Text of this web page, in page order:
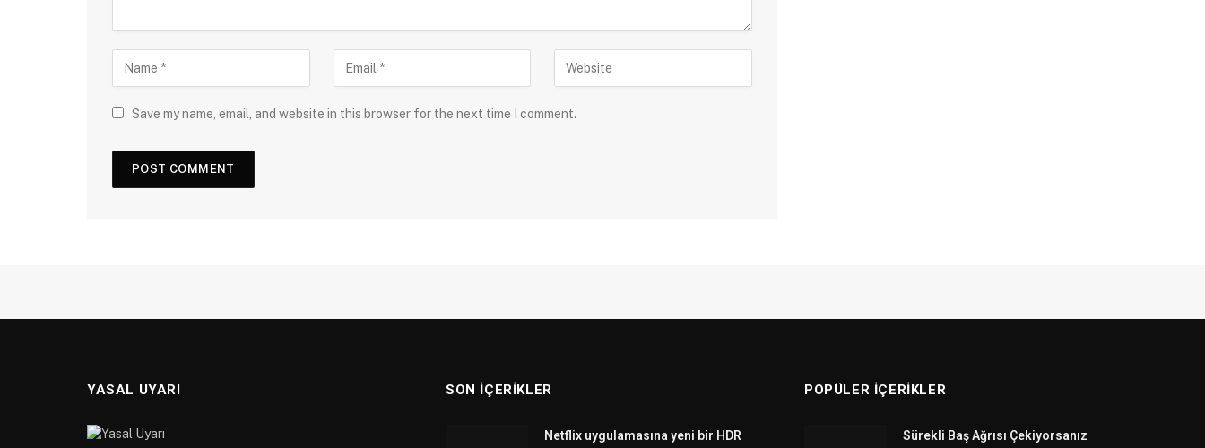
Save my name, email, and website in this browser for the next time I comment.
YASAL UYARI SON İÇERIKLER
Netflix uygulamasına yeni bir HDR
POPÜLER İÇERIKLER
Sürekli Baş Ağrısı Çekiyorsanız